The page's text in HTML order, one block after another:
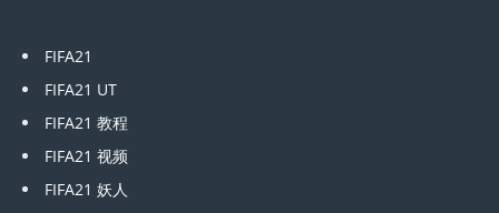
FIFA21
FIFA21 UT
FIFA21 教程
FIFA21 视频
FIFA21 妖人